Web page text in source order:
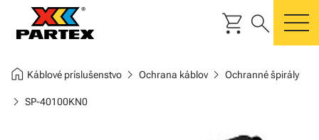
shopping_cart search
home Káblové príslušenstvochevron_right Ochrana káblovchevron_right Ochranné špirály
chevron_right SP-40100KN0